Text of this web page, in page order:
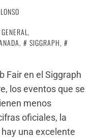
GENERAL,
, SIGGRAPH,
Fair en el Siggraph
los eventos que se
menos
oficiales, la
una excelente